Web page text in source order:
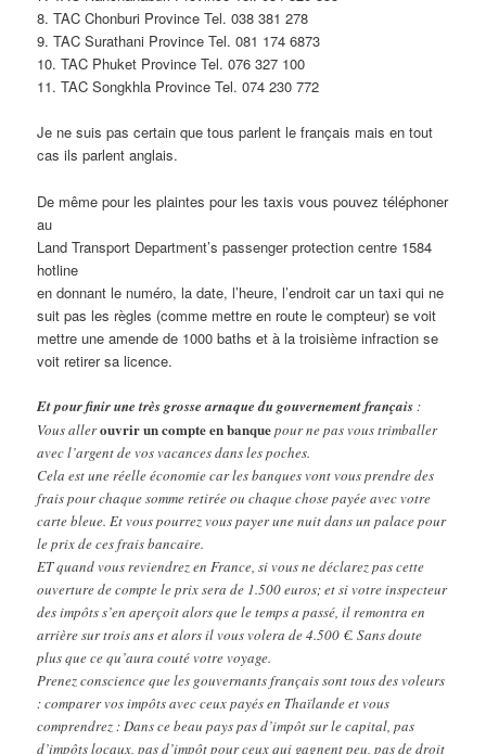
8. TAC Chonburi Province Tel. 038 381 278
9. TAC Surathani Province Tel. 081 174 6873
10. TAC Phuket Province Tel. 076 327 100
11. TAC Songkhla Province Tel. 074 230 772
Je ne suis pas certain que tous parlent le français mais en tout
cas ils parlent anglais.
De même pour les plaintes pour les taxis vous pouvez téléphoner
au
Land Transport Department’s passenger protection centre 1584
hotline
en donnant le numéro, la date, l’heure, l’endroit car un taxi qui ne
suit pas les règles (comme mettre en route le compteur) se voit
mettre une amende de 1000 baths et à la troisième infraction se
voit retirer sa licence.
Et pour finir une très grosse arnaque du gouvernement français:
Vous allerouvrir un compte en banquepour ne pas vous trimballer
avec l’argent de vos vacances dans les poches.
Cela est une réelle économie car les banques vont vous prendre des
frais pour chaque somme retirée ou chaque chose payée avec votre
carte bleue. Et vous pourrez vous payer une nuit dans un palace pour
le prix de ces frais bancaire.
ET quand vous reviendrez en France, si vous ne déclarez pas cette
ouverture de compte le prix sera de 1.500 euros; et si votre inspecteur
des impôts s’en aperçoit alors que le temps a passé, il remontra en
arrière sur trois ans et alors il vous volera de 4.500 €. Sans doute
plus que ce qu’aura couté votre voyage.
Prenez conscience que les gouvernants français sont tous des voleurs
: comparer vos impôts avec ceux payés en Thaïlande et vous
comprendrez : Dans ce beau pays pas d’impôt sur le capital, pas
d’impôts locaux, pas d’impôt pour ceux qui gagnent peu, pas de droit